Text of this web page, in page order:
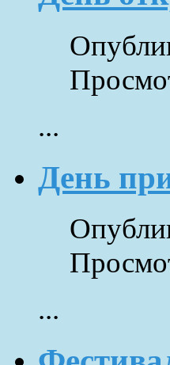
...
День
...